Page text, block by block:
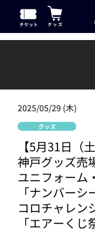
2025/05/29 (木)
グッズ
【5月31日（
神戸グッズ売
ユニフォーム
「ナンバー
コロチャレン
「エアーく